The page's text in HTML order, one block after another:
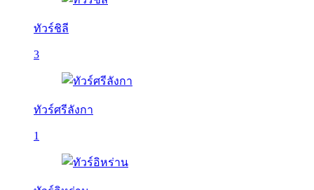
ทัวร์ชิลี
3
ทัวร์ศรีลังกา
1